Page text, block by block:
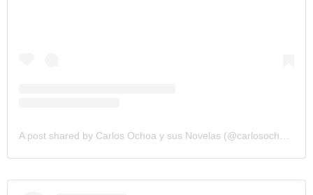
A post shared by Carlos Ochoa y sus Novelas (@carlosochoatv)